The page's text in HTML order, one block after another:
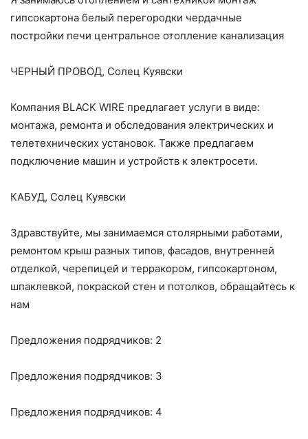
гипсокартона белый перегородки чердачные
постройки печи центральное отопление канализация
ЧЕРНЫЙ ПРОВОД, Солец Куявски
Компания BLACK WIRE предлагает услуги в виде:
монтажа, ремонта и обследования электрических и
телетехнических установок. Также предлагаем
подключение машин и устройств к электросети.
КАБУД, Солец Куявски
Здравствуйте, мы занимаемся столярными работами,
ремонтом крыш разных типов, фасадов, внутренней
отделкой, черепицей и терракором, гипсокартоном,
шпаклевкой, покраской стен и потолков, обращайтесь к
нам
Предложения подрядчиков: 2
Предложения подрядчиков: 3
Предложения подрядчиков: 4